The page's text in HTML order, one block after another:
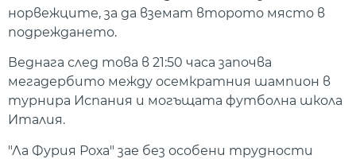
норвежците, за да вземат второто място в
подреждането.
Веднага след това в 21:50 часа започва
мегадербито между осемкратния шампион в
турнира Испания и могъщата футболна школа
Италия.
"Ла Фурия Роха" зае без особени трудности